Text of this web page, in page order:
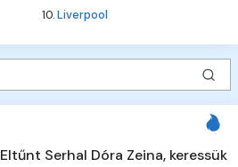
10.Liverpool
Eltűnt Serhal Dóra Zeina, keressük